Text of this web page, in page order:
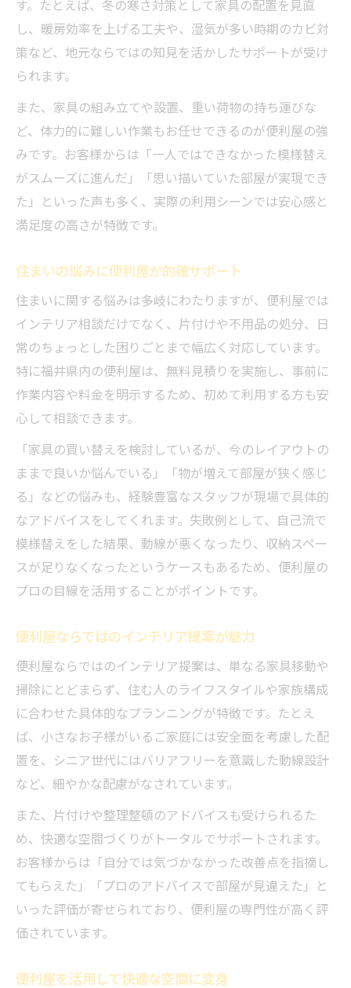
部屋づくりの悩みは便利屋がまるごと対応
便利屋が叶える快適な住空間のつくり方
便利屋の視点で実現する暮らしの変化
便利屋活用で住まいの悩みを丸ごと解決
便利屋活用で暮らしの悩みを一括サポート
住まいの困りごとも便利屋が丸ごと解決
便利屋の多彩なサービスで家全体を整える
便利屋の力で快適な住環境を手に入れる
す。たとえば、冬の寒さ対策として家具の配置を見直
し、暖房効率を上げる工夫や、湿気が多い時期のカビ対
策など、地元ならではの知見を活かしたサポートが受け
られます。
また、家具の組み立てや設置、重い荷物の持ち運びな
ど、体力的に難しい作業もお任せできるのが便利屋の強
みです。お客様からは「一人ではできなかった模様替え
がスムーズに進んだ」「思い描いていた部屋が実現でき
た」といった声も多く、実際の利用シーンでは安心感と
満足度の高さが特徴です。
住まいの悩みに便利屋が的確サポート
住まいに関する悩みは多岐にわたりますが、便利屋では
インテリア相談だけでなく、片付けや不用品の処分、日
常のちょっとした困りごとまで幅広く対応しています。
特に福井県内の便利屋は、無料見積りを実施し、事前に
作業内容や料金を明示するため、初めて利用する方も安
心して相談できます。
「家具の買い替えを検討しているが、今のレイアウトの
ままで良いか悩んでいる」「物が増えて部屋が狭く感じ
る」などの悩みも、経験豊富なスタッフが現場で具体的
なアドバイスをしてくれます。失敗例として、自己流で
模様替えをした結果、動線が悪くなったり、収納スペー
スが足りなくなったというケースもあるため、便利屋の
プロの目線を活用することがポイントです。
便利屋ならではのインテリア提案が魅力
便利屋ならではのインテリア提案は、単なる家具移動や
掃除にとどまらず、住む人のライフスタイルや家族構成
に合わせた具体的なプランニングが特徴です。たとえ
ば、小さなお子様がいるご家庭には安全面を考慮した配
置を、シニア世代にはバリアフリーを意識した動線設計
など、細やかな配慮がなされています。
また、片付けや整理整頓のアドバイスも受けられるた
め、快適な空間づくりがトータルでサポートされます。
お客様からは「自分では気づかなかった改善点を指摘し
てもらえた」「プロのアドバイスで部屋が見違えた」と
いった評価が寄せられており、便利屋の専門性が高く評
価されています。
便利屋を活用して快適な空間に変身